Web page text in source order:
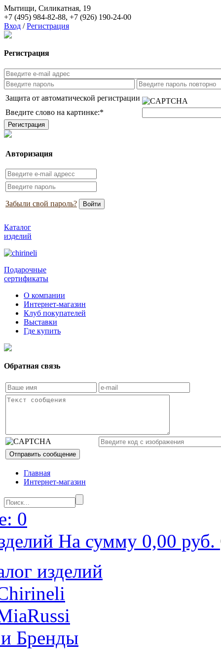
Мытищи, Силикатная, 19
+7 (495) 984-82-88, +7 (926) 190-24-00
Вход / Регистрация
Регистрация
Защита от автоматической регистрации
Введите слово на картинке:*
Авторизация
Забыли свой пароль?
Каталог
изделий
Подарочные
сертификаты
О компании
Интернет-магазин
Клуб покупателей
Выставки
Где купить
Обратная связь
Главная
Интернет-магазин
0
На сумму 0,00 руб.
изделий
Бренды